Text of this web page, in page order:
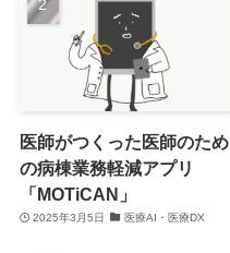
医師がつくった医師のため
の病棟業務軽減アプリ
「MOTiCAN」
2025年3月5日 医療AI・医療DX